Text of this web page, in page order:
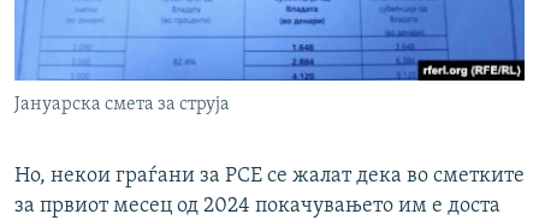
Јануарска смета за струја
Но, некои граѓани за РСЕ се жалат дека во сметките
за првиот месец од 2024 покачувањето им е доста